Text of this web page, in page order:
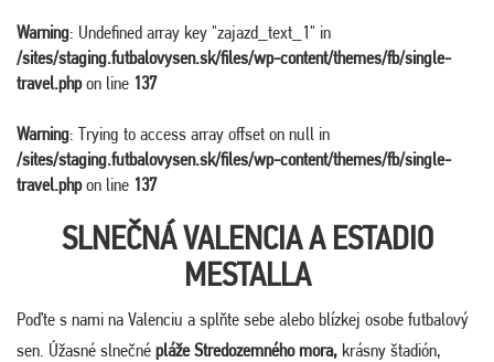
Warning: Undefined array key "zajazd_text_1" in
/sites/staging.futbalovysen.sk/files/wp-content/themes/fb/single-
travel.phpon line 137
Warning: Trying to access array offset on null in
/sites/staging.futbalovysen.sk/files/wp-content/themes/fb/single-
travel.phpon line 137
SLNEČNÁ VALENCIA A ESTADIO
MESTALLA
Poďte s nami na Valenciu a splňte sebe alebo blízkej osobe futbalový
sen. Úžasné slnečné pláže Stredozemného mora, krásny štadión,